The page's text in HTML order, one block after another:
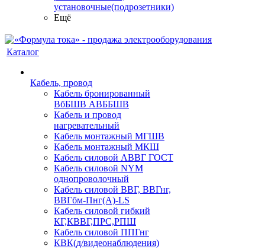
установочные(подрозетники)
Ещё
Каталог
Кабель, провод
Кабель бронированный
ВбБШВ АВББШВ
Кабель и провод
нагревательный
Кабель монтажный МГШВ
Кабель монтажный МКШ
Кабель силовой АВВГ ГОСТ
Кабель силовой NYM
однопроволочный
Кабель силовой ВВГ, ВВГнг,
ВВГбм-Пнг(А)-LS
Кабель силовой гибкий
КГ,КВВГ,ПРС,РПШ
Кабель силовой ППГнг
КВК(д/видеонаблюдения)